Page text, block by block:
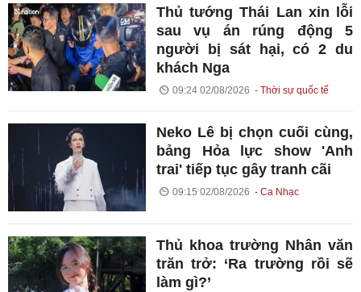
Thủ tướng Thái Lan xin lỗi
sau vụ án rúng động 5
người bị sát hại, có 2 du
khách Nga
09:24 02/08/2026 Thời sự quốc tế
Neko Lê bị chọn cuối cùng,
bảng Hỏa lực show 'Anh
trai' tiếp tục gây tranh cãi
09:15 02/08/2026 Ca Nhạc
Thủ khoa trường Nhân văn
trăn trở: ‘Ra trường rồi sẽ
làm gì?’